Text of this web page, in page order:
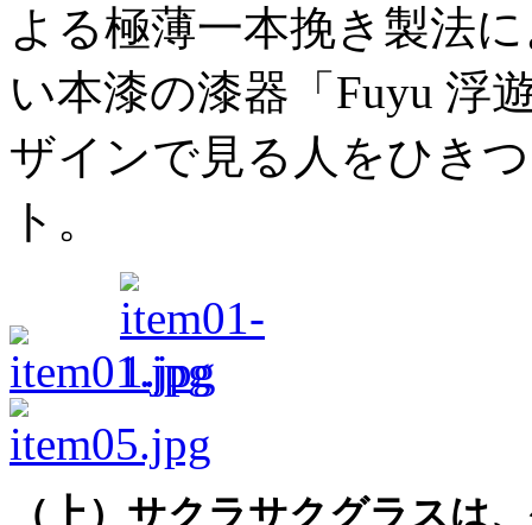
よる極薄一本挽き製法
い本漆の漆器「Fuyu 浮
ザインで見る人をひき
ト。
（上）サクラサクグラスは